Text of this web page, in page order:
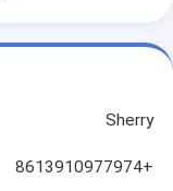
Sherry
+8613910977974